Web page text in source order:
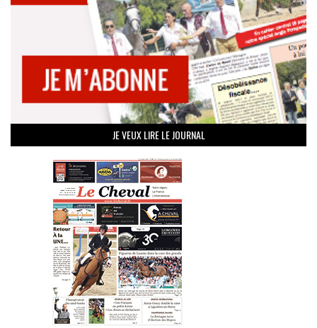
JE VEUX LIRE LE JOURNAL